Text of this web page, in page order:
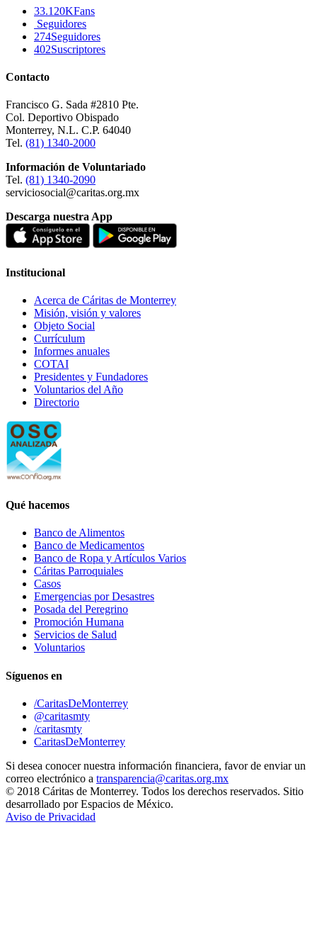
33.120KFans
Seguidores
274Seguidores
402Suscriptores
Contacto
Francisco G. Sada #2810 Pte.
Col. Deportivo Obispado
Monterrey, N.L. C.P. 64040
Tel. (81) 1340-2000
Información de Voluntariado
Tel. (81) 1340-2090
serviciosocial@caritas.org.mx
Descarga nuestra App
Institucional
Acerca de Cáritas de Monterrey
Misión, visión y valores
Objeto Social
Currículum
Informes anuales
COTAI
Presidentes y Fundadores
Voluntarios del Año
Directorio
Qué hacemos
Banco de Alimentos
Banco de Medicamentos
Banco de Ropa y Artículos Varios
Cáritas Parroquiales
Casos
Emergencias por Desastres
Posada del Peregrino
Promoción Humana
Servicios de Salud
Voluntarios
Síguenos en
/CaritasDeMonterrey
@caritasmty
/caritasmty
CaritasDeMonterrey
Si desea conocer nuestra información financiera, favor de enviar un
correo electrónico a transparencia@caritas.org.mx
© 2018 Cáritas de Monterrey. Todos los derechos reservados. Sitio
desarrollado por Espacios de México.
Aviso de Privacidad